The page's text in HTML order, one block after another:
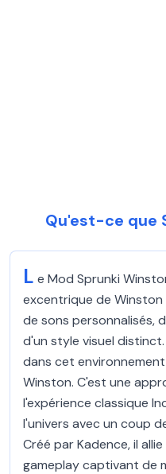
Qu'est-ce que
L e Mod Sprunki
excentrique de Winston
de sons personnalisés,
d'un style visuel
dans cet
Winston. C'est une
l'expérience classique
l'univers avec un coup
Créé par Kadence, il
gameplay captivant de